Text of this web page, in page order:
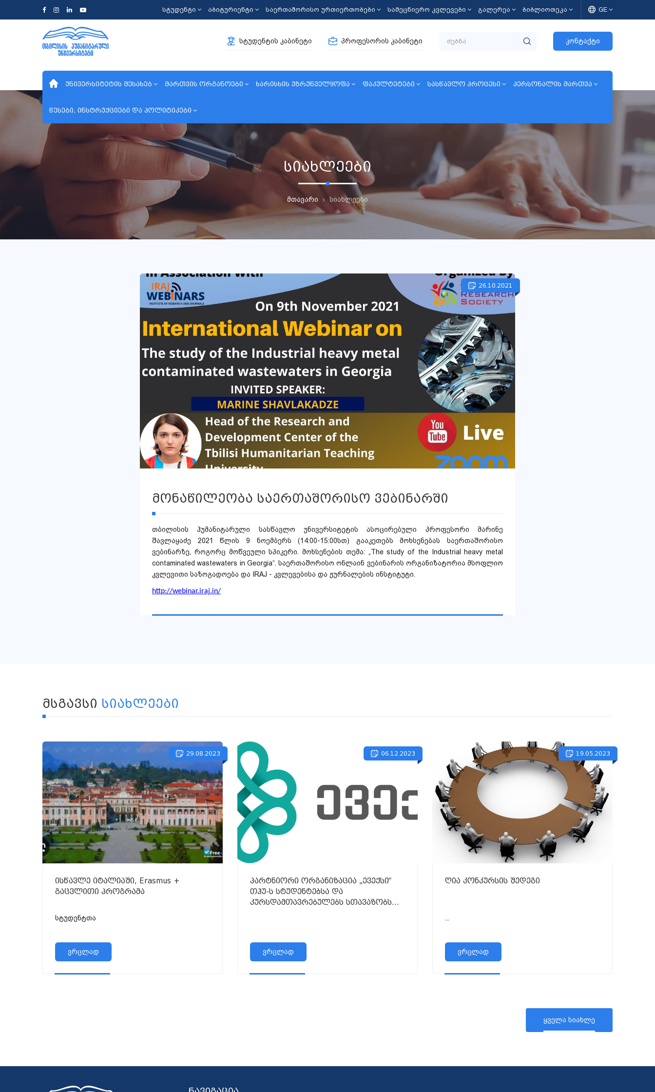
სტუდენტი აბიტურიენტი საერთაშორისო ურთიერთობები სამეცნიერო კვლევები გალერეა ბიბლიოთეკა GE
სტუდენტის კაბინეტი პროფესორის კაბინეტი კონტაქტი
უნივერსიტეტის შესახებ მართვის ორგანოები ხარისხის უზრუნველყოფა ფაკულტეტები სასწავლო პროცესი პერსონალის მართვა
წესები, ინსტრუქციები და პოლიტიკები
სიახლეები
მთავარი სიახლეები
26.10.2021
მონაწილეობა საერთაშორისო ვებინარში
თბილისის ჰუმანიტარული სასწავლო უნივერსიტეტის ასოცირებული პროფესორი მარინე
შავლაყაძე 2021 წლის 9 ნოემბერს (14:00-15:00სთ) გააკეთებს მოხსენებას საერთაშორისო
ვებინარზე, როგორც მოწვეული სპიკერი. მოხსენების თემა: „The study of the Industrial heavy metal
contaminated wastewaters in Georgia“. საერთაშორისო ონლაინ ვებინარის ორგანიზატორია მსოფლიო
კვლევითი საზოგადოება და IRAJ - კვლევებისა და ჟურნალების ინსტიტუტი.
http://webinar.iraj.in/
ᲛᲡᲒᲐᲕᲡᲘ ᲡᲘᲐᲮᲚᲔᲔᲑᲘ
29.08.2023
ისწავლე იტალიაში, Erasmus +
გაცვლითი პროგრამა
სტუდენტთა
ვრცლად
06.12.2023
პარტნიორი ორგანიზაცია „ევექსი“
თჰუ-ს სტუდენტებსა და
კურსდამთავრებულებს სთავაზობს
ვრცლად
19.05.2023
ღია კონკურსის შედეგი
ვრცლად
ყველა სიახლე